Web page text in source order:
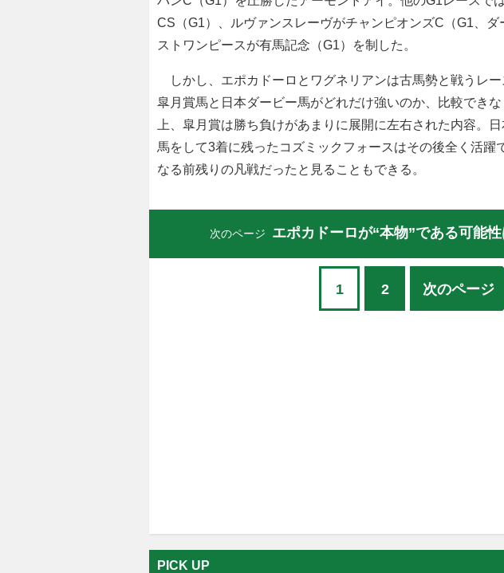
CS（G1）、ルヴァンスレーヴがチャンピオンズC（G1、
ストワンピースが有馬記念（G1）を制した。
しかし、エポカドーロとワグネリアンは古馬勢と戦うレー
皐月賞馬と日本ダービー馬がどれだけ強いのか、比較でき
上、皐月賞は勝ち負けがあまりに展開に左右された内容。
馬をして3着に残ったコズミックフォースはその後全く活躍
なる前残りの凡戦だったと見ることもできる。
次のページ エポカドーロが“本物”である可能
1 2 次のページ
PICK UP